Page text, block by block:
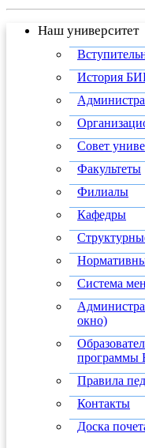
Наш университет
История
Совет
Факультеты
Филиалы
Кафедры
Система
окно)
программы
Правила
Контакты
Доска